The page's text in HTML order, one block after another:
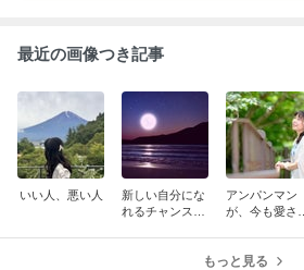
最近の画像つき記事
いい人、悪い人
新しい自分にな
れるチャンス
アンパンマン
が、今も愛され
もっと見る